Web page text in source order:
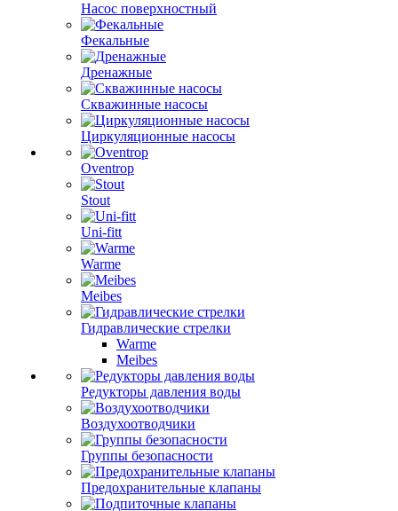
Насос поверхностный
Фекальные
Дренажные
Скважинные насосы
Циркуляционные насосы
Oventrop
Stout
Uni-fitt
Warme
Meibes
Гидравлические стрелки
Warme
Meibes
Редукторы давления воды
Воздухоотводчики
Группы безопасности
Предохранительные клапаны